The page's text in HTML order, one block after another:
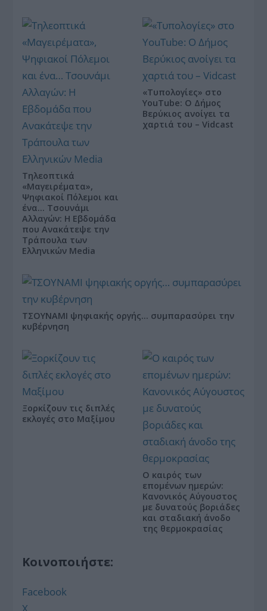
Τηλεοπτικά
«Μαγειρέματα»,
Ψηφιακοί Πόλεμοι και
ένα… Τσουνάμι
Αλλαγών: Η Εβδομάδα
που Ανακάτεψε την
Τράπουλα των
Ελληνικών Media
«Τυπολογίες» στο
YouTube: Ο Δήμος
Βερύκιος ανοίγει τα
χαρτιά του – Vidcast
ΤΣΟΥΝΑΜΙ ψηφιακής οργής… συμπαρασύρει την
κυβέρνηση
Ξορκίζουν τις διπλές
εκλογές στο Μαξίμου
Ο καιρός των
επομένων ημερών:
Κανονικός Αύγουστος
με δυνατούς βοριάδες
και σταδιακή άνοδο
της θερμοκρασίας
Κοινοποιήστε:
Facebook
X